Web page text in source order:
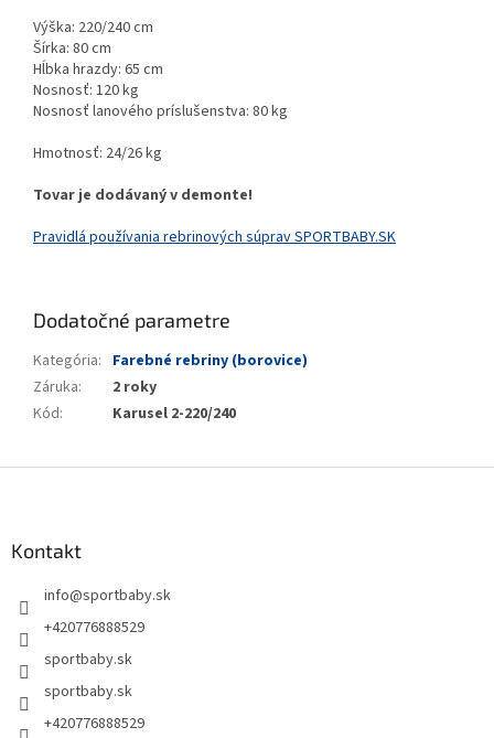
Výška: 220/240 cm
Šírka: 80 cm
Hĺbka hrazdy: 65 cm
Nosnosť: 120 kg
Nosnosť lanového príslušenstva: 80 kg
Hmotnosť: 24/26 kg
Tovar je dodávaný v demonte!
Pravidlá používania rebrinových súprav SPORTBABY.SK
Dodatočné parametre
Kategória: Farebné rebriny (borovice)
Záruka:
2 roky
Kód: Karusel 2-220/240
Kontakt
info@sportbaby.sk
+420776888529
sportbaby.sk
sportbaby.sk
+420776888529